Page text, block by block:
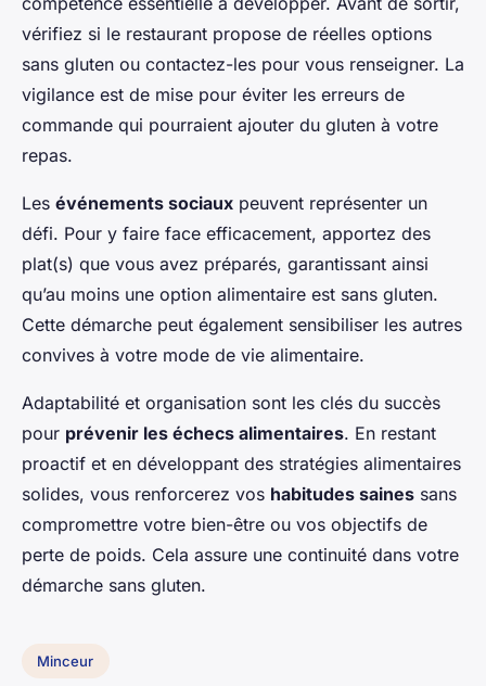
vérifiez si le restaurant propose de réelles options
sans gluten ou contactez-les pour vous renseigner. La
vigilance est de mise pour éviter les erreurs de
commande qui pourraient ajouter du gluten à votre
repas.
Les événements sociaux peuvent représenter un
défi. Pour y faire face efficacement, apportez des
plat(s) que vous avez préparés, garantissant ainsi
qu’au moins une option alimentaire est sans gluten.
Cette démarche peut également sensibiliser les autres
convives à votre mode de vie alimentaire.
Adaptabilité et organisation sont les clés du succès
pour prévenir les échecs alimentaires. En restant
proactif et en développant des stratégies alimentaires
solides, vous renforcerez vos habitudes saines sans
compromettre votre bien-être ou vos objectifs de
perte de poids. Cela assure une continuité dans votre
démarche sans gluten.
Minceur